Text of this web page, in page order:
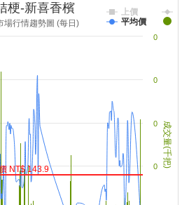
成交量(千把)
梗-新喜香檳
場行情趨勢圖 (每日)
上價
平均價
0
0
0
0
NT$ 143.9